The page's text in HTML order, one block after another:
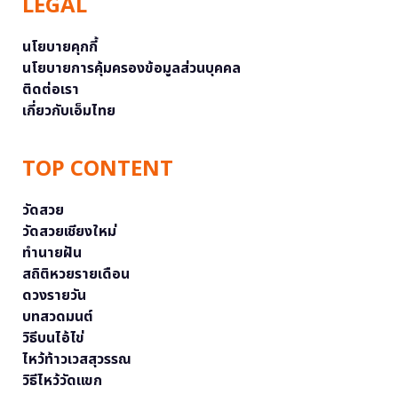
นโยบายคุกกี้
นโยบายการคุ้มครองข้อมูลส่วนบุคคล
ติดต่อเรา
เกี่ยวกับเอ็มไทย
TOP CONTENT
วัดสวย
วัดสวยเชียงใหม่
ทำนายฝัน
สถิติหวยรายเดือน
ดวงรายวัน
บทสวดมนต์
วิธีบนไอ้ไข่
ไหว้ท้าวเวสสุวรรณ
วิธีไหว้วัดแขก